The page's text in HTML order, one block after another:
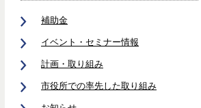
補助金
イベント・セミナー情報
計画・取り組み
市役所での率先した取り組み